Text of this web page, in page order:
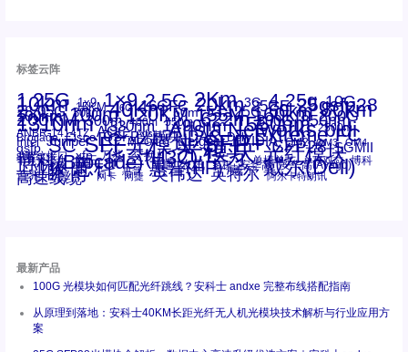
标签云阵
1.25G 1x9 1×9 2.5G 2Km 3G 4.25g 10G
10km 15KM 16G 16GFC 20km 25GE 25gsfp28
28.05G 30km 40Km 50m 53.125G 60km 80km
100km 100m 120KM 155M 160km 200G
200KM 300m 400m 550m 622m 800G 850nm
1310nm 1330nm 1490nm 1550nm 2500m
ANBR-1414TZ AOC Arista Arista Networks bidi
Brocade Cisco CSFP光模块 DAC Dell Extreme FC
Intel Juniper LC MPO-LC Netgear NVIDIA OM2 OM3 OM4
qsfp SC SFF光模块 SFP+ SFP28 SGMII
st螺纹接口 xfp 万兆 交换机 光模块 光纤模块
千兆光模块 华三 华三(H3C) 华为 单模单芯 单模双芯 博科
博科(Brocade) 博通 友讯 多模 安华高 安华高(Avago)
工业级 思科 惠普 惠普(HP) 戴尔 戴尔(Dell)
百兆 瞻博 网卡 网捷 英伟达 英特尔 阿尔卡特朗讯
高速线缆
最新产品
100G 光模块如何匹配光纤跳线？安科士 andxe 完整布线搭配指南
从原理到落地：安科士40KM长距光纤无人机光模块技术解析与行业应用方
案